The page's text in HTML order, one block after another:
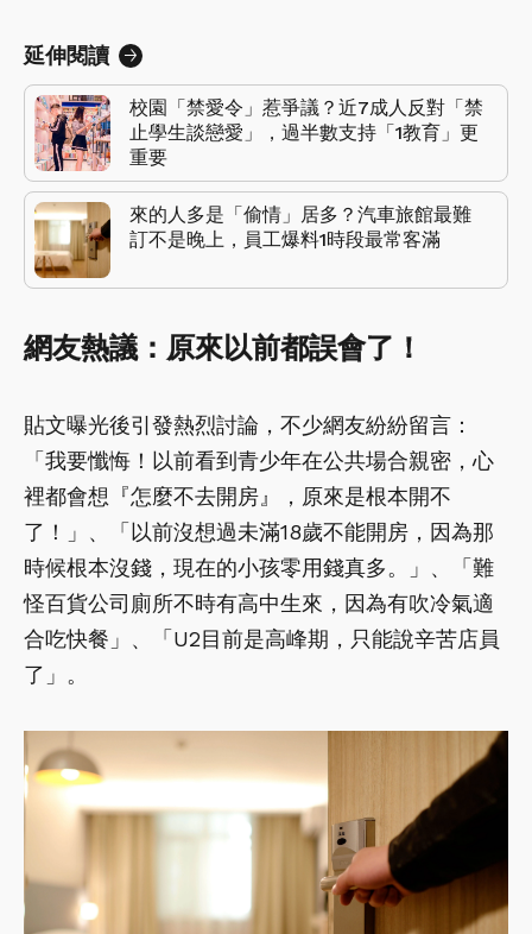
延伸閱讀
校園「禁愛令」惹爭議？近7成人反對「禁
止學生談戀愛」，過半數支持「1教育」更
重要
來的人多是「偷情」居多？汽車旅館最難
訂不是晚上，員工爆料1時段最常客滿
網友熱議：原來以前都誤會了！
貼文曝光後引發熱烈討論，不少網友紛紛留言：
「我要懺悔！以前看到青少年在公共場合親密，心
裡都會想『怎麼不去開房』，原來是根本開不
了！」、「以前沒想過未滿18歲不能開房，因為那
時候根本沒錢，現在的小孩零用錢真多。」、「難
怪百貨公司廁所不時有高中生來，因為有吹冷氣適
合吃快餐」、「U2目前是高峰期，只能說辛苦店員
了」。